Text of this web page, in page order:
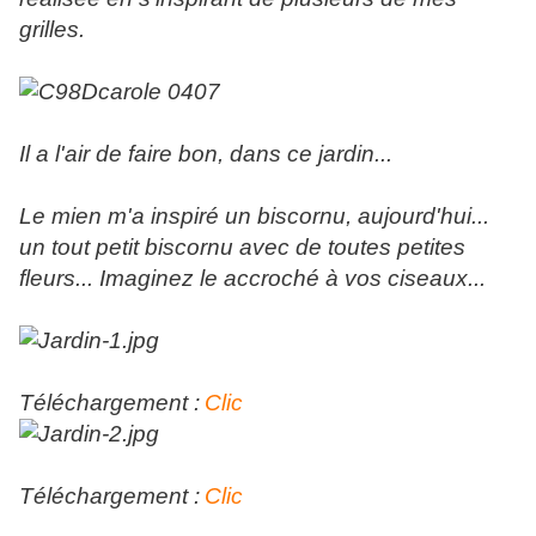
grilles.
Il a l'air de faire bon, dans ce jardin...
Le mien m'a inspiré un biscornu, aujourd'hui...
un tout petit biscornu avec de toutes petites
fleurs... Imaginez le accroché à vos ciseaux...
Téléchargement : Clic
Téléchargement : Clic